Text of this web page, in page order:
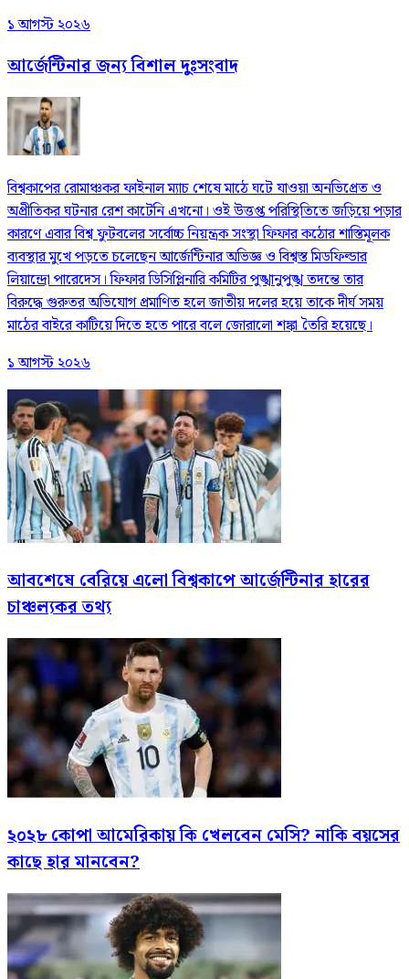
১ আগস্ট ২০২৬
আর্জেন্টিনার জন্য বিশাল দুঃসংবাদ
বিশ্বকাপের রোমাঞ্চকর ফাইনাল ম্যাচ শেষে মাঠে ঘটে যাওয়া অনভিপ্রেত ও
অপ্রীতিকর ঘটনার রেশ কাটেনি এখনো। ওই উত্তপ্ত পরিস্থিতিতে জড়িয়ে পড়ার
কারণে এবার বিশ্ব ফুটবলের সর্বোচ্চ নিয়ন্ত্রক সংস্থা ফিফার কঠোর শাস্তিমূলক
ব্যবস্থার মুখে পড়তে চলেছেন আর্জেন্টিনার অভিজ্ঞ ও বিশ্বস্ত মিডফিল্ডার
লিয়ান্দ্রো পারেদেস। ফিফার ডিসিপ্লিনারি কমিটির পুঙ্খানুপুঙ্খ তদন্তে তার
বিরুদ্ধে গুরুতর অভিযোগ প্রমাণিত হলে জাতীয় দলের হয়ে তাকে দীর্ঘ সময়
মাঠের বাইরে কাটিয়ে দিতে হতে পারে বলে জোরালো শঙ্কা তৈরি হয়েছে।
১ আগস্ট ২০২৬
আবশেষে বেরিয়ে এলো বিশ্বকাপে আর্জেন্টিনার হারের
চাঞ্চল্যকর তথ্য
২০২৮ কোপা আমেরিকায় কি খেলবেন মেসি? নাকি বয়সের
কাছে হার মানবেন?